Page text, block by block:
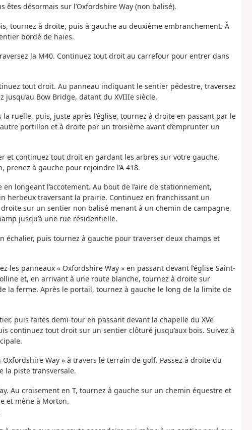
êtes désormais sur l’Oxfordshire Way (non balisé).
tournez à droite, puis à gauche au deuxième embranchement. À
bordé de haies.
la M40. Continuez tout droit au carrefour pour entrer dans
tout droit. Au panneau indiquant le sentier pédestre, traversez
Bow Bridge, datant du XVIIIe siècle.
ruelle, puis, juste après l’église, tournez à droite en passant par le
portillon et à droite par un troisième avant d’emprunter un
et continuez tout droit en gardant les arbres sur votre gauche.
prenez à gauche pour rejoindre l’A 418.
longeant l’accotement. Au bout de l’aire de stationnement,
herbeux traversant la prairie. Continuez en franchissant un
sur un sentier non balisé menant à un chemin de campagne,
jusqu’à une rue résidentielle.
échalier, puis tournez à gauche pour traverser deux champs et
les panneaux « Oxfordshire Way » en passant devant l’église Saint-
et, en arrivant à une route blanche, tournez à droite sur
la ferme. Après le portail, tournez à gauche le long de la limite de
puis faites demi-tour en passant devant la chapelle du XVe
continuez tout droit sur un sentier clôturé jusqu’aux bois. Suivez à
Oxfordshire Way » à travers le terrain de golf. Passez à droite du
la piste transversale.
Au croisement en T, tournez à gauche sur un chemin équestre et
et mène à Morton.